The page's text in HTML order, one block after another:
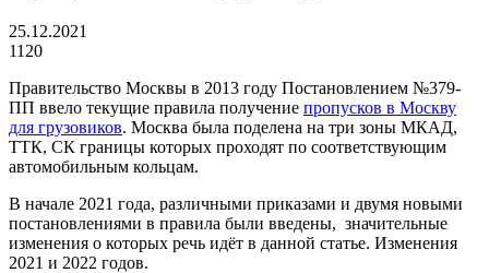
25.12.2021
1120
Правительство Москвы в 2013 году Постановлением №379-
ПП ввело текущие правила получение пропусков в Москву
для грузовиков. Москва была поделена на три зоны МКАД,
ТТК, СК границы которых проходят по соответствующим
автомобильным кольцам.
В начале 2021 года, различными приказами и двумя новыми
постановлениями в правила были введены, значительные
изменения о которых речь идёт в данной статье. Изменения
2021 и 2022 годов.